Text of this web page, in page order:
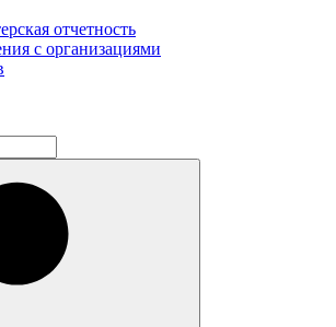
отчетность
с организациями